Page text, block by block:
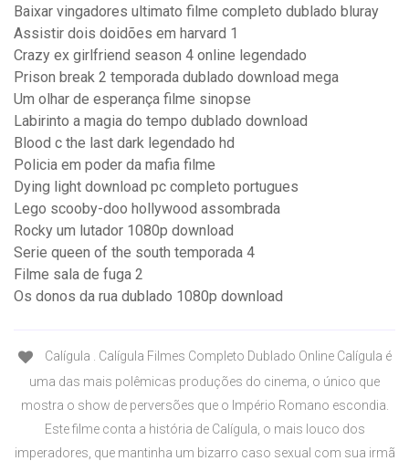
Baixar vingadores ultimato filme completo dublado bluray
Assistir dois doidões em harvard 1
Crazy ex girlfriend season 4 online legendado
Prison break 2 temporada dublado download mega
Um olhar de esperança filme sinopse
Labirinto a magia do tempo dublado download
Blood c the last dark legendado hd
Policia em poder da mafia filme
Dying light download pc completo portugues
Lego scooby-doo hollywood assombrada
Rocky um lutador 1080p download
Serie queen of the south temporada 4
Filme sala de fuga 2
Os donos da rua dublado 1080p download
Calígula . Calígula Filmes Completo Dublado Online Calígula é
uma das mais polêmicas produções do cinema, o único que
mostra o show de perversões que o Império Romano escondia.
Este filme conta a história de Calígula, o mais louco dos
imperadores, que mantinha um bizarro caso sexual com sua irmã